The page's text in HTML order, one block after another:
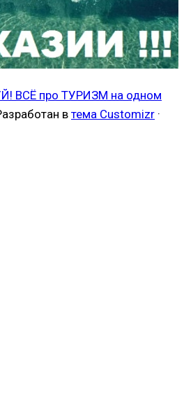
ВСЁ про ТУРИЗМ на одном
в тема Customizr ·